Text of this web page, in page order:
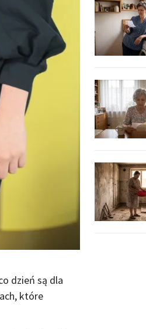
dzień są dla
które